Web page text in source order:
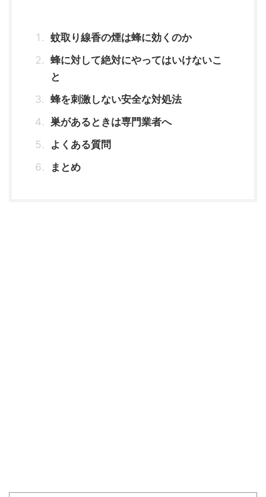
蚊取り線香の煙は蜂に効くのか
蜂に対して絶対にやってはいけないこ
と
蜂を刺激しない安全な対処法
巣があるときは専門業者へ
よくある質問
まとめ